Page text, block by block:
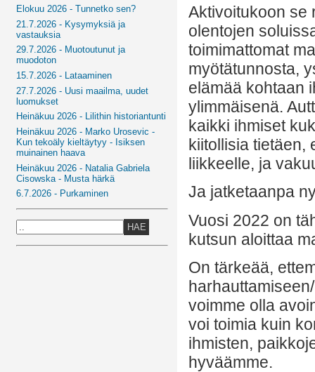
Elokuu 2026 - Tunnetko sen?
21.7.2026 - Kysymyksiä ja
vastauksia
29.7.2026 - Muotoutunut ja
muodoton
15.7.2026 - Lataaminen
27.7.2026 - Uusi maailma, uudet
luomukset
Heinäkuu 2026 - Lilithin historiantunti
Heinäkuu 2026 - Marko Urosevic -
Kun tekoäly kieltäytyy - Isiksen
muinainen haava
Heinäkuu 2026 - Natalia Gabriela
Cisowska - Musta härkä
6.7.2026 - Purkaminen
HAE
Aktivoitukoon se
olentojen
toimimattomat
myötätunnosta,
elämää kohtaan
ylimmäisenä.
kaikki ihmiset
kiitollisia tietäen,
liikkeelle, ja
Ja jatketaanpa
Vuosi 2022 on
kutsun aloittaa
On tärkeää,
voimme olla
voi toimia kuin
ihmisten,
hyväämme.